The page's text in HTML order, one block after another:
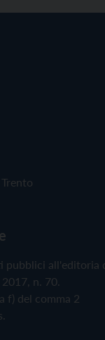
pubblici all'editoria
n. 70.
f) del comma 2